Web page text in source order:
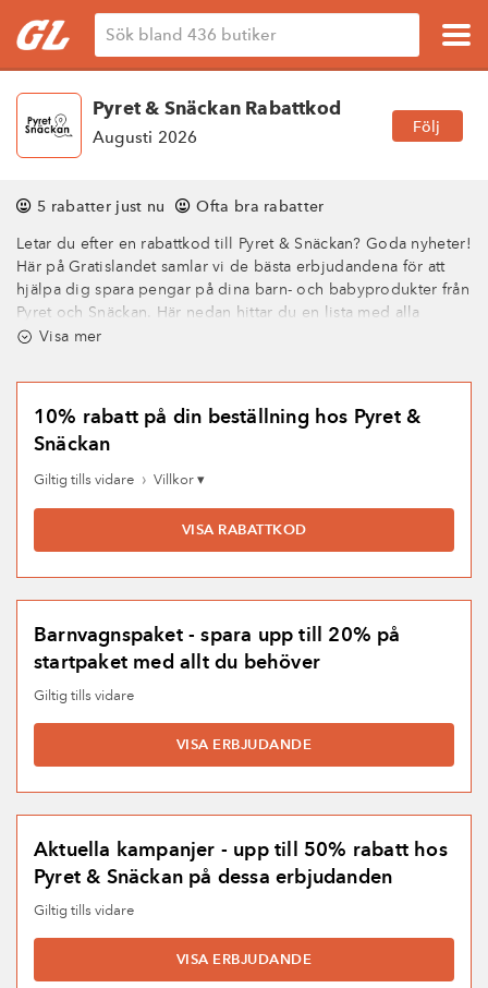
Pyret & Snäckan Rabattkod
Augusti 2026
Följ
5 rabatter just nu Ofta bra rabatter
Letar du efter en rabattkod till Pyret & Snäckan? Goda nyheter!
Här på Gratislandet samlar vi de bästa erbjudandena för att
hjälpa dig spara pengar på dina barn- och babyprodukter från
Pyret och Snäckan. Här nedan hittar du en lista med alla
aktuella rabattkoder och kampanjer så att du kan göra
Pyret och Snäckan är butiken för dig som är ute efter
kvalitetsprodukter från välkända märken som Cybex, Bugaboo
och Britax - till riktigt bra priser. Kombinera våra rabatt- och
kampanjkoder med deras prisgaranti och personliga service
Visa mer
10% rabatt på din beställning hos Pyret &
Snäckan
Giltig tills vidare › Villkor ▾
VISA RABATTKOD
Barnvagnspaket - spara upp till 20% på
startpaket med allt du behöver
Giltig tills vidare
VISA ERBJUDANDE
Aktuella kampanjer - upp till 50% rabatt hos
Pyret & Snäckan på dessa erbjudanden
Giltig tills vidare
VISA ERBJUDANDE